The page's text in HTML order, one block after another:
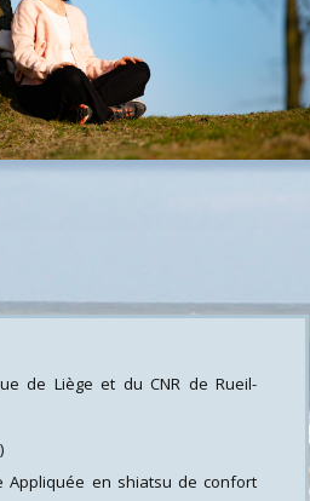
de Liège et du CNR de Rueil-
Appliquée en shiatsu de confort